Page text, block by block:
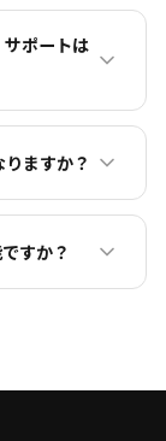
サポートは
ますか？
すか？